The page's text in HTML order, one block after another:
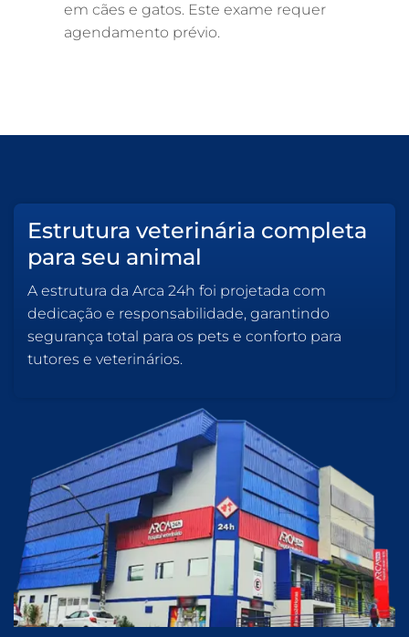
em cães e gatos. Este exame requer
agendamento prévio.
Estrutura veterinária completa
para seu animal
A estrutura da Arca 24h foi projetada com
dedicação e responsabilidade, garantindo
segurança total para os pets e conforto para
tutores e veterinários.